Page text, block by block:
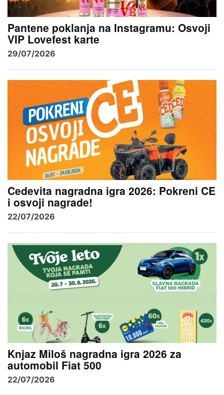
Pantene poklanja na Instagramu: Osvoji
VIP Lovefest karte
29/07/2026
Cedevita nagradna igra 2026: Pokreni CE
i osvoji nagrade!
22/07/2026
Knjaz Miloš nagradna igra 2026 za
automobil Fiat 500
22/07/2026